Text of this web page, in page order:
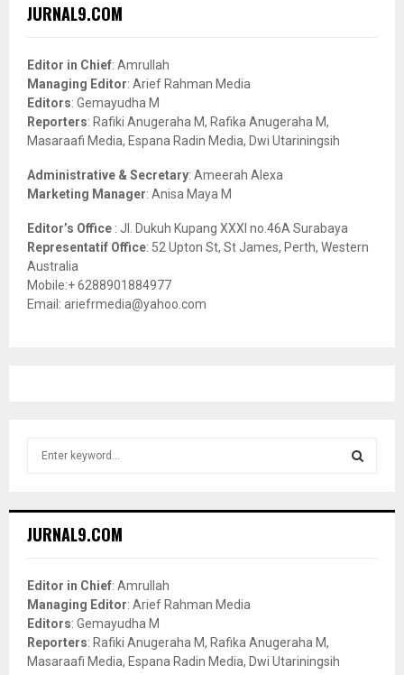
h
o
r
:
JURNAL9.COM
Editor in Chief: Amrullah
Managing Editor: Arief Rahman Media
Editors: Gemayudha M
Reporters: Rafiki Anugeraha M, Rafika Anugeraha M,
Masaraafi Media, Espana Radin Media, Dwi Utariningsih
Administrative & Secretary: Ameerah Alexa
Marketing Manager: Anisa Maya M
Editor’s Office : Jl. Dukuh Kupang XXXI no.46A Surabaya
Representatif Office: 52 Upton St, St James, Perth, Western
Australia
Mobile:+ 6288901884977
Email: ariefrmedia@yahoo.com
h
o
r
:
JURNAL9.COM
Editor in Chief: Amrullah
Managing Editor: Arief Rahman Media
Editors: Gemayudha M
Reporters: Rafiki Anugeraha M, Rafika Anugeraha M,
Masaraafi Media, Espana Radin Media, Dwi Utariningsih